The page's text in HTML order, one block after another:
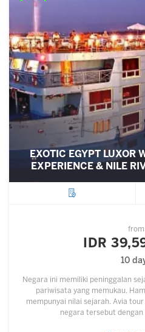
EXOTIC EGYPT LUXOR
EXPERIENCE & NILE
from
IDR
10
Negara ini memiliki peninggalan
pariwisata yang memukau.
mempunyai nilai sejarah. Avia
negara tersebut dengan